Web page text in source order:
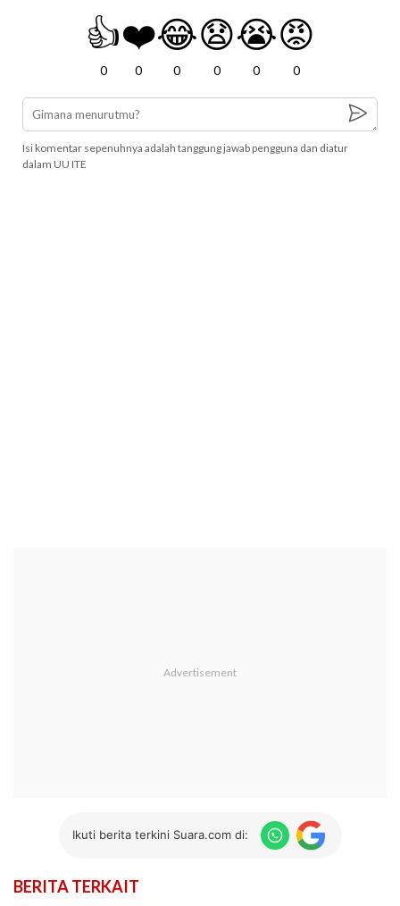
👍
0
❤️
0
😂
0
😧
0
😭
0
😡
0
Isi komentar sepenuhnya adalah tanggung jawab pengguna dan diatur
dalam UU ITE
Ikuti berita terkini Suara.com di:
BERITA TERKAIT